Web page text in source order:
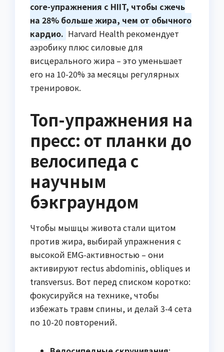
core-упражнения с HIIT, чтобы сжечь
на 28% больше жира, чем от обычного
кардио. Harvard Health рекомендует
аэробику плюс силовые для
висцерального жира – это уменьшает
его на 10-20% за месяцы регулярных
тренировок.
Топ-упражнения на
пресс: от планки до
велосипеда с
научным
бэкграундом
Чтобы мышцы живота стали щитом
против жира, выбирай упражнения с
высокой EMG-активностью – они
активируют rectus abdominis, obliques и
transversus. Вот перед списком коротко:
фокусируйся на технике, чтобы
избежать травм спины, и делай 3-4 сета
по 10-20 повторений.